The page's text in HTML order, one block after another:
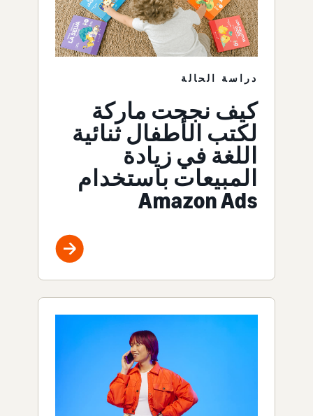
دراسة الحالة
كيف نجحت ماركة
لكتب الأطفال ثنائية
اللغة في زيادة
المبيعات باستخدام
Amazon Ads